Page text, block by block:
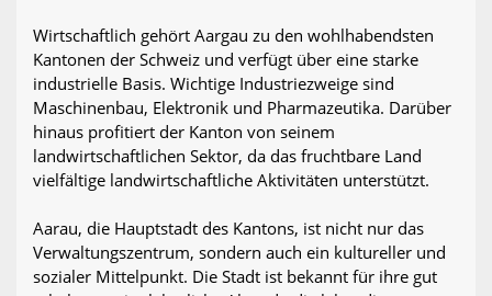
Wirtschaftlich gehört Aargau zu den wohlhabendsten
Kantonen der Schweiz und verfügt über eine starke
industrielle Basis. Wichtige Industriezweige sind
Maschinenbau, Elektronik und Pharmazeutika. Darüber
hinaus profitiert der Kanton von seinem
landwirtschaftlichen Sektor, da das fruchtbare Land
vielfältige landwirtschaftliche Aktivitäten unterstützt.
Aarau, die Hauptstadt des Kantons, ist nicht nur das
Verwaltungszentrum, sondern auch ein kultureller und
sozialer Mittelpunkt. Die Stadt ist bekannt für ihre gut